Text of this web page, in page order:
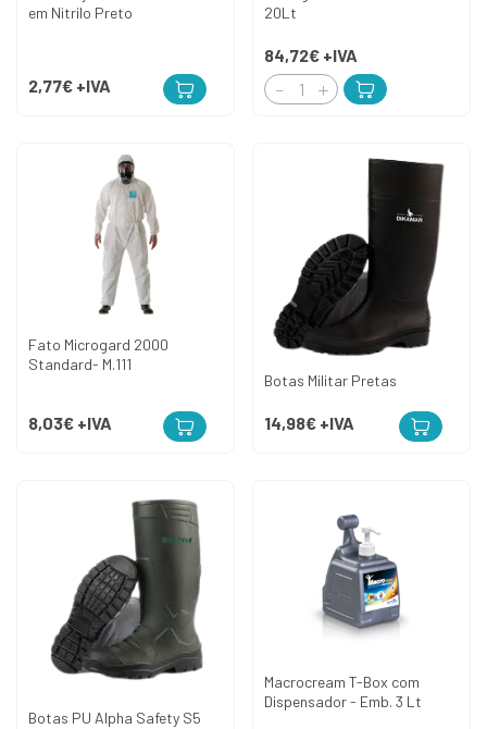
em Nitrilo Preto
2,77€ +IVA
20Lt
84,72€ +IVA
Fato Microgard 2000
Standard- M.111
8,03€ +IVA
Botas Militar Pretas
14,98€ +IVA
Botas PU Alpha Safety S5
Macrocream T-Box com
Dispensador - Emb. 3 Lt